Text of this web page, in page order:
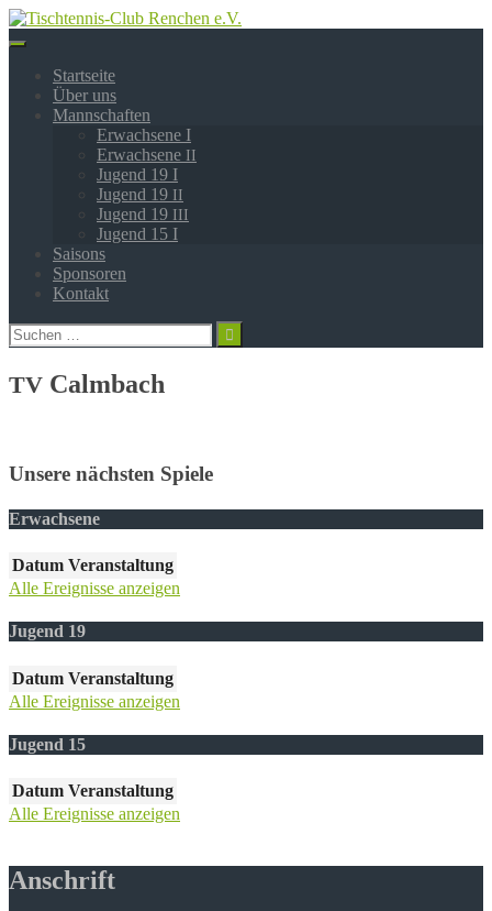
Springe
zum
Startseite
Über uns
Mannschaften
Erwachsene I
Erwachsene II
Jugend 19 I
Jugend 19 II
Jugend 19 III
Jugend 15 I
Saisons
Sponsoren
Kontakt
Suchen
nach:
TV Calmbach
Unsere nächsten Spiele
Erwachsene
Datum Veranstaltung
Alle Ereignisse anzeigen
Jugend 19
Datum Veranstaltung
Alle Ereignisse anzeigen
Jugend 15
Datum Veranstaltung
Alle Ereignisse anzeigen
Anschrift